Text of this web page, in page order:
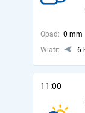
Opad: 0 mm
Wiatr:
6
11:00